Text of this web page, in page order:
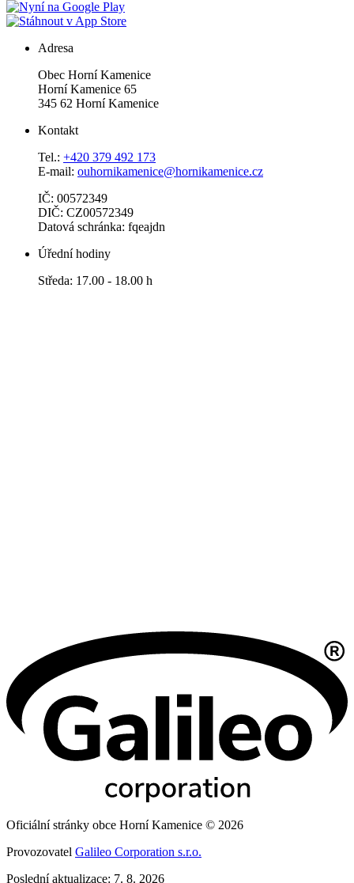
Adresa
Obec Horní Kamenice
Horní Kamenice 65
345 62 Horní Kamenice
Kontakt
Tel.: +420 379 492 173
E-mail: ouhornikamenice@hornikamenice.cz
IČ: 00572349
DIČ: CZ00572349
Datová schránka: fqeajdn
Úřední hodiny
Středa: 17.00 - 18.00 h
Oficiální stránky obce Horní Kamenice © 2026
Provozovatel Galileo Corporation s.r.o.
Poslední aktualizace: 7. 8. 2026